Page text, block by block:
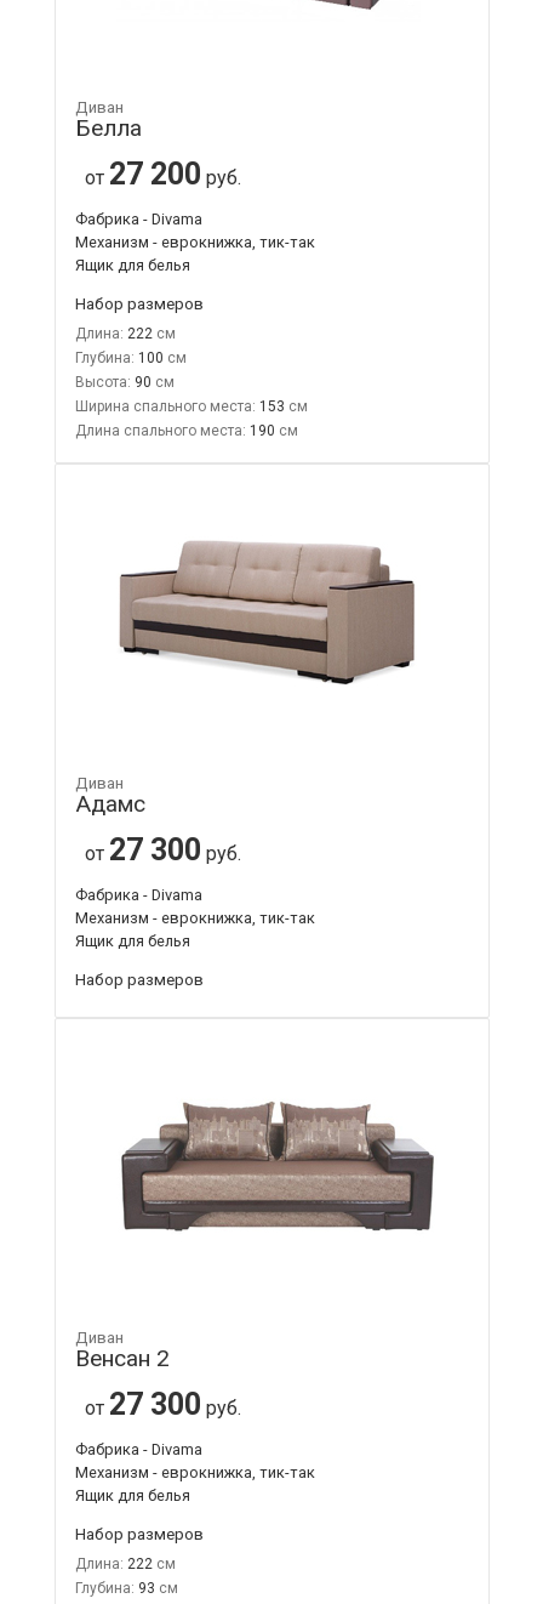
Диван
Белла
от 27 200 руб.
Фабрика - Divama
Механизм - еврокнижка, тик-так
Ящик для белья
Набор размеров
Длина: 222
Глубина: 100
Высота: 90
Ширина спального места: 153
Длина спального места: 190
Диван
Адамс
от 27 300 руб.
Фабрика - Divama
Механизм - еврокнижка, тик-так
Ящик для белья
Набор размеров
Диван
Венсан 2
от 27 300 руб.
Фабрика - Divama
Механизм - еврокнижка, тик-так
Ящик для белья
Набор размеров
Длина: 222
Глубина: 93